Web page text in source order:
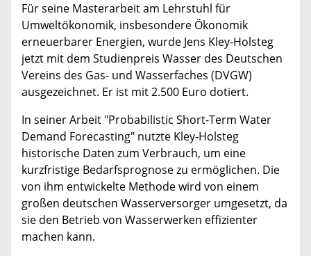
Für seine Masterarbeit am Lehrstuhl für
Umweltökonomik, insbesondere Ökonomik
erneuerbarer Energien, wurde Jens Kley-Holsteg
jetzt mit dem Studienpreis Wasser des Deutschen
Vereins des Gas- und Wasserfaches (DVGW)
ausgezeichnet. Er ist mit 2.500 Euro dotiert.
In seiner Arbeit "Probabilistic Short-Term Water
Demand Forecasting" nutzte Kley-Holsteg
historische Daten zum Verbrauch, um eine
kurzfristige Bedarfsprognose zu ermöglichen. Die
von ihm entwickelte Methode wird von einem
großen deutschen Wasserversorger umgesetzt, da
sie den Betrieb von Wasserwerken effizienter
machen kann.